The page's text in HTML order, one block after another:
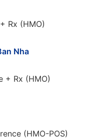
Rx (HMO)
Nha
+ Rx (HMO)
(HMO-POS)